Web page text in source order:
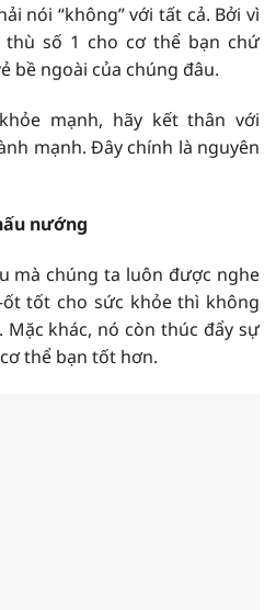
nói “không” với tất cả. Bởi vì
số 1 cho cơ thể bạn chứ
bề ngoài của chúng đâu.
mạnh, hãy kết thân với
mạnh. Đây chính là nguyên
nướng
mà chúng ta luôn được nghe
tốt cho sức khỏe thì không
khác, nó còn thúc đẩy sự
thể bạn tốt hơn.